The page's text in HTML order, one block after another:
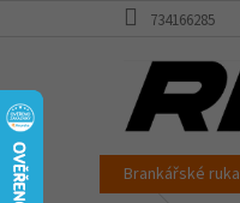
734166285
Brankářské